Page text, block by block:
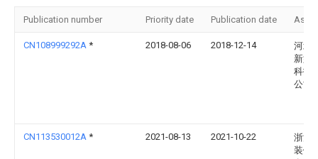
Publication number Priority date Publication date
CN108999292A * 2018-08-06 2018-12-14
河北
新型
科技
公司
CN113530012A * 2021-08-13 2021-10-22
浙江
装饰